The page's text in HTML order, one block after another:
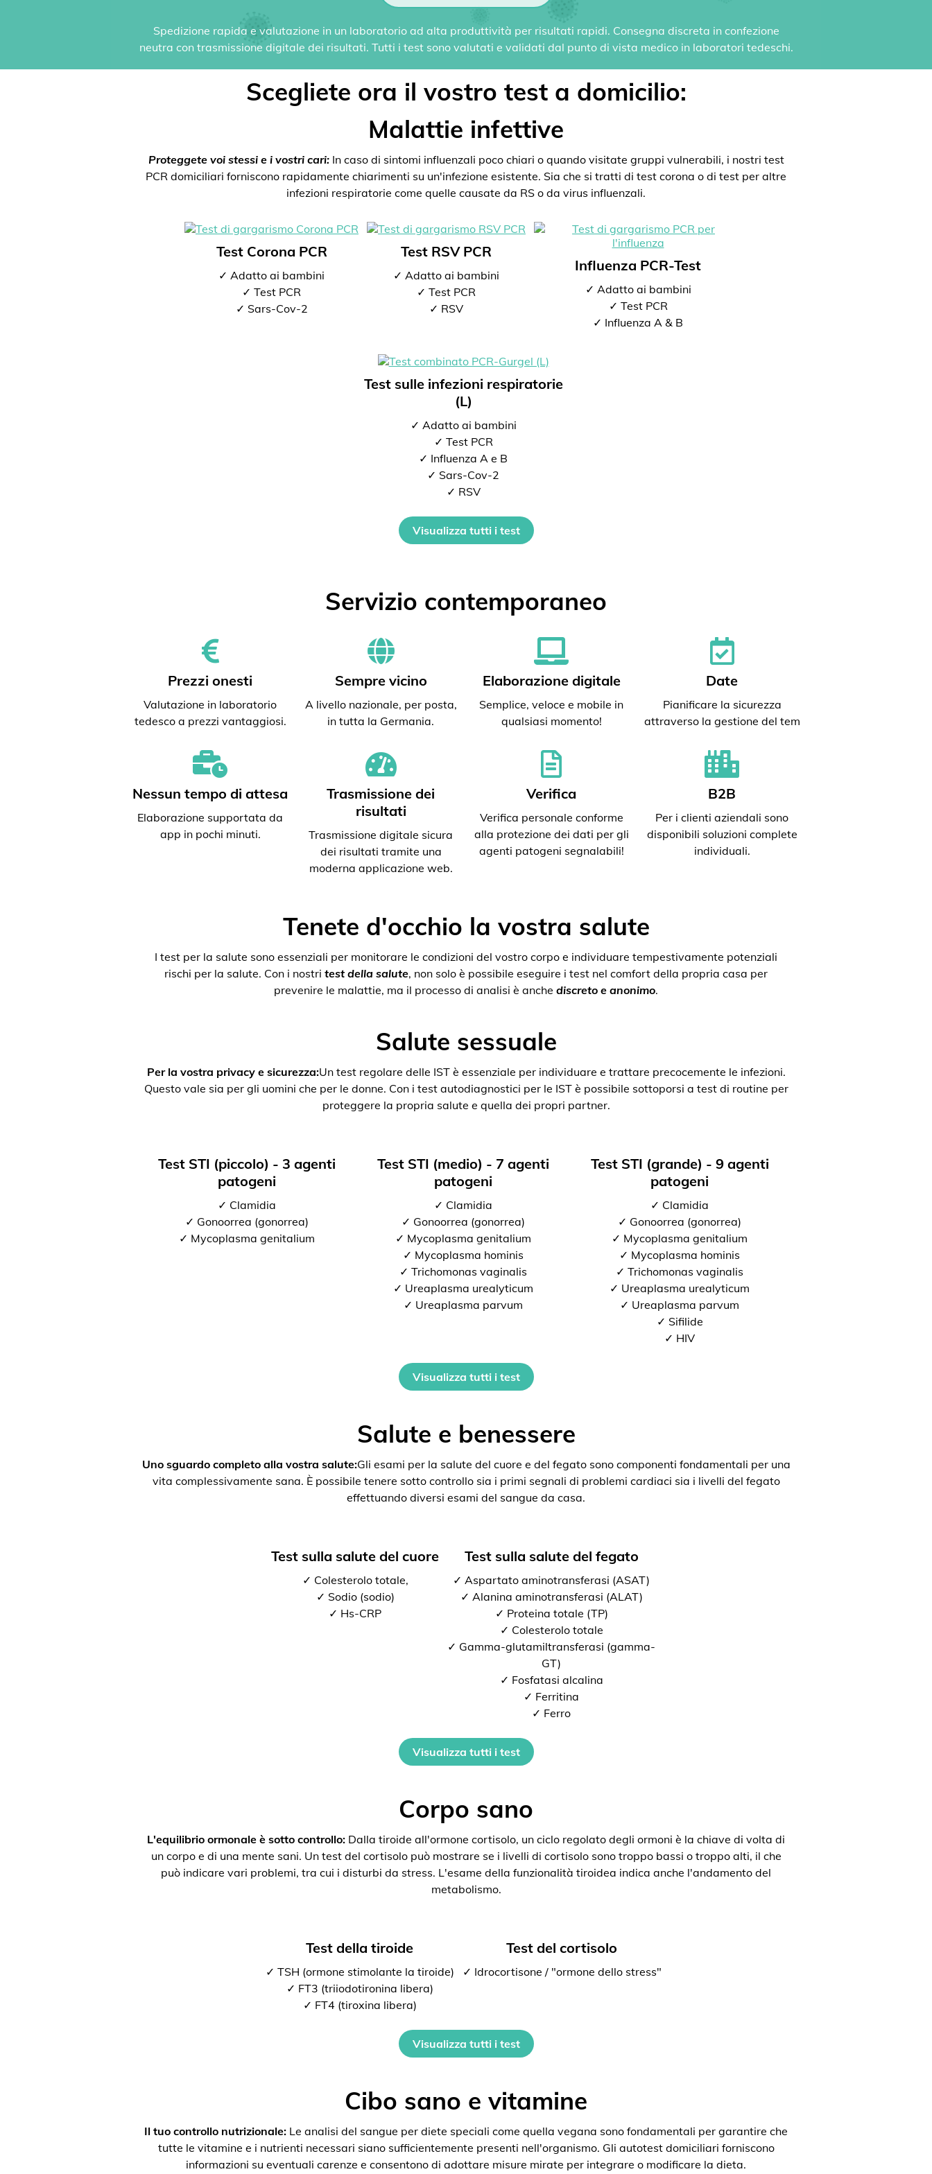
Spedizione rapida e valutazione in un laboratorio ad alta produttività per risultati rapidi. Consegna discreta in confezione
neutra con trasmissione digitale dei risultati. Tutti i test sono valutati e validati dal punto di vista medico in laboratori tedeschi.
Scegliete ora il vostro test a domicilio:
Malattie infettive
Proteggete voi stessi e i vostri cari:In caso di sintomi influenzali poco chiari o quando visitate gruppi vulnerabili, i nostri test
PCR domiciliari forniscono rapidamente chiarimenti su un'infezione esistente. Sia che si tratti di test corona o di test per altre
infezioni respiratorie come quelle causate da RS o da virus influenzali.
Test Corona PCR
✓ Adatto ai bambini
✓ Test PCR
✓ Sars-Cov-2
Test RSV PCR
✓ Adatto ai bambini
✓ Test PCR
✓ RSV
Influenza PCR-Test
✓ Adatto ai bambini
✓ Test PCR
✓ Influenza A & B
Test sulle infezioni respiratorie
(L)
✓ Adatto ai bambini
✓ Test PCR
✓ Influenza A e B
✓ Sars-Cov-2
✓ RSV
Visualizza tutti i test
Servizio contemporaneo
Prezzi onesti
Valutazione in laboratorio
tedesco a prezzi vantaggiosi.
Sempre vicino
A livello nazionale, per posta,
in tutta la Germania.
Elaborazione digitale
Semplice, veloce e mobile in
qualsiasi momento!
Date
Pianificare la sicurezza
attraverso la gestione del tem
Nessun tempo di attesa
Elaborazione supportata da
app in pochi minuti.
Trasmissione dei
risultati
Trasmissione digitale sicura
dei risultati tramite una
moderna applicazione web.
Verifica
Verifica personale conforme
alla protezione dei dati per gli
agenti patogeni segnalabili!
B2B
Per i clienti aziendali sono
disponibili soluzioni complete
individuali.
Tenete d'occhio la vostra salute
I test per la salute sono essenziali per monitorare le condizioni del vostro corpo e individuare tempestivamente potenziali
rischi per la salute. Con i nostri test della salute, non solo è possibile eseguire i test nel comfort della propria casa per
prevenire le malattie, ma il processo di analisi è anche discreto e anonimo.
Salute sessuale
Per la vostra privacy e sicurezza:Un test regolare delle IST è essenziale per individuare e trattare precocemente le infezioni.
Questo vale sia per gli uomini che per le donne. Con i test autodiagnostici per le IST è possibile sottoporsi a test di routine per
proteggere la propria salute e quella dei propri partner.
Test STI (piccolo) - 3 agenti
patogeni
✓ Clamidia
✓ Gonoorrea (gonorrea)
✓ Mycoplasma genitalium
Test STI (medio) - 7 agenti
patogeni
✓ Clamidia
✓ Gonoorrea (gonorrea)
✓ Mycoplasma genitalium
✓ Mycoplasma hominis
✓ Trichomonas vaginalis
✓ Ureaplasma urealyticum
✓ Ureaplasma parvum
Test STI (grande) - 9 agenti
patogeni
✓ Clamidia
✓ Gonoorrea (gonorrea)
✓ Mycoplasma genitalium
✓ Mycoplasma hominis
✓ Trichomonas vaginalis
✓ Ureaplasma urealyticum
✓ Ureaplasma parvum
✓ Sifilide
✓ HIV
Visualizza tutti i test
Salute e benessere
Uno sguardo completo alla vostra salute:Gli esami per la salute del cuore e del fegato sono componenti fondamentali per una
vita complessivamente sana. È possibile tenere sotto controllo sia i primi segnali di problemi cardiaci sia i livelli del fegato
effettuando diversi esami del sangue da casa.
Test sulla salute del cuore
✓ Colesterolo totale,
✓ Sodio (sodio)
✓ Hs-CRP
Test sulla salute del fegato
✓ Aspartato aminotransferasi (ASAT)
✓ Alanina aminotransferasi (ALAT)
✓ Proteina totale (TP)
✓ Colesterolo totale
✓ Gamma-glutamiltransferasi (gamma-
GT)
✓ Fosfatasi alcalina
✓ Ferritina
✓ Ferro
Visualizza tutti i test
Corpo sano
L'equilibrio ormonale è sotto controllo: Dalla tiroide all'ormone cortisolo, un ciclo regolato degli ormoni è la chiave di volta di
un corpo e di una mente sani. Un test del cortisolo può mostrare se i livelli di cortisolo sono troppo bassi o troppo alti, il che
può indicare vari problemi, tra cui i disturbi da stress. L'esame della funzionalità tiroidea indica anche l'andamento del
metabolismo.
Test della tiroide
✓ TSH (ormone stimolante la tiroide)
✓ FT3 (triiodotironina libera)
✓ FT4 (tiroxina libera)
Test del cortisolo
✓ Idrocortisone / "ormone dello stress"
Visualizza tutti i test
Cibo sano e vitamine
Il tuo controllo nutrizionale: Le analisi del sangue per diete speciali come quella vegana sono fondamentali per garantire che
tutte le vitamine e i nutrienti necessari siano sufficientemente presenti nell'organismo. Gli autotest domiciliari forniscono
informazioni su eventuali carenze e consentono di adottare misure mirate per integrare o modificare la dieta.